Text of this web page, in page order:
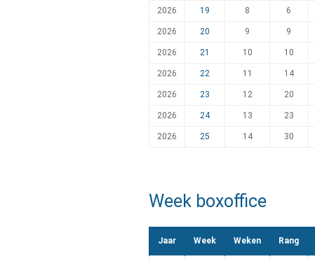
2026 19 8 6
2026 20 9 9
2026 21 10 10
2026 22 11 14
2026 23 12 20
2026 24 13 23
2026 25 14 30
Week boxoffice
Jaar Week Weken Rang